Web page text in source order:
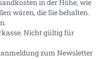
in der Höhe, wie
wären, die Sie behalten.
Nicht gültig für
zum Newsletter